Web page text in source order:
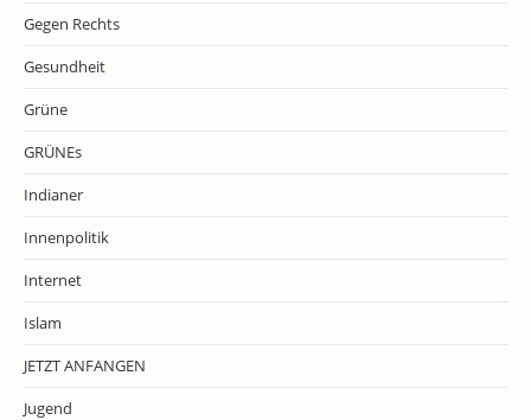
Gegen Rechts
Gesundheit
Grüne
GRÜNEs
Indianer
Innenpolitik
Internet
Islam
JETZT ANFANGEN
Jugend